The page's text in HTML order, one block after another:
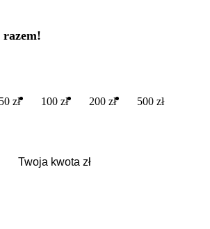
50 zł 100 zł 200 zł 500 zł